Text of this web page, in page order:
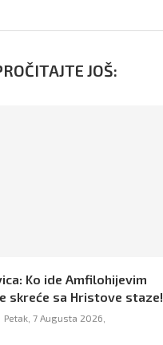
JOŠ:
Ko ide Amfilohijevim
skreće sa Hristove staze!
Petak, 7 Augusta 2026,